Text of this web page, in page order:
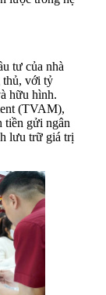
tư của nhà
thủ, với tỷ
hữu hình.
(TVAM),
tiền gửi ngân
lưu trữ giá trị